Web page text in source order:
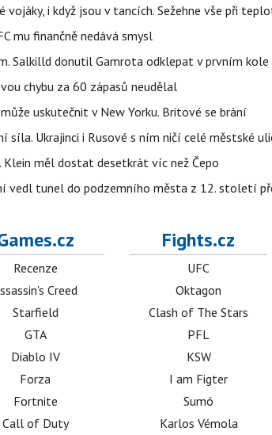
vojáky, i když jsou v tancích. Sežehne vše při
mu finančně nedává smysl
Salkilld donutil Gamrota odklepat v prvním kole
chybu za 60 zápasů neudělal
uskutečnit v New Yorku. Britové se brání
síla. Ukrajinci i Rusové s ním ničí celé městské
Klein měl dostat desetkrát víc než Čepo
vedl tunel do podzemního města z 12. století
Recenze
Creed
Starfield
GTA
Diablo IV
Forza
Fortnite
Call of Duty
Fights.cz
UFC
Oktagon
Clash of The Stars
PFL
KSW
I am Figter
Sumó
Karlos Vémola